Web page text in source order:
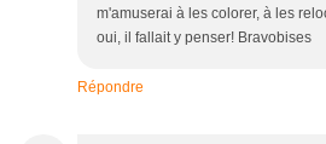
m'amuserai à les colorer, à les
oui, il fallait y penser! Bravobises
Répondre